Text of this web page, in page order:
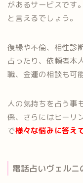
があるサービスです
と言えるでしょう。
復縁や不倫、相性診
占ったり、依頼者本
職、金運の相談も可
人の気持ちを占う事
係、さらにはヒーリ
で様々な悩みに答え
電話占いヴェルニ